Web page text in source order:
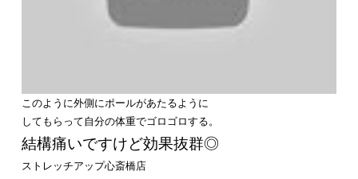
このように外側にポールがあたるように
してもらって自分の体重でゴロゴロする。
結構痛いですけど効果抜群◎
ストレッチアップ心斎橋店